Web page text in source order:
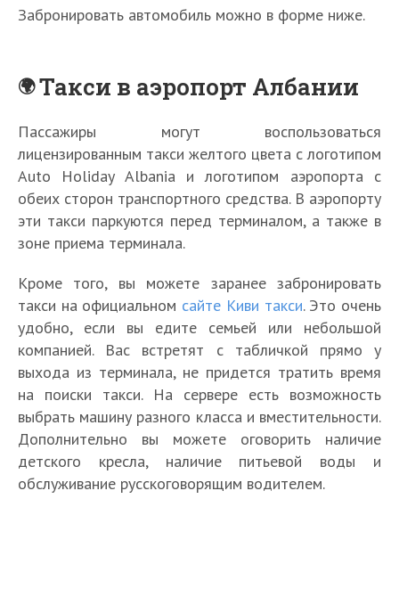
Забронировать автомобиль можно в форме ниже.
Такси в аэропорт Албании
Пассажиры могут воспользоваться
лицензированным такси желтого цвета с логотипом
Auto Holiday Albania и логотипом аэропорта с
обеих сторон транспортного средства. В аэропорту
эти такси паркуются перед терминалом, а также в
зоне приема терминала.
Кроме того, вы можете заранее забронировать
такси на официальном сайте Киви такси. Это очень
удобно, если вы едите семьей или небольшой
компанией. Вас встретят с табличкой прямо у
выхода из терминала, не придется тратить время
на поиски такси. На сервере есть возможность
выбрать машину разного класса и вместительности.
Дополнительно вы можете оговорить наличие
детского кресла, наличие питьевой воды и
обслуживание русскоговорящим водителем.